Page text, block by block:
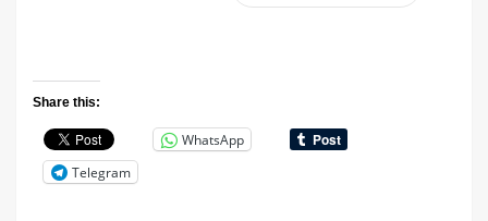
Share this:
WhatsApp
Telegram